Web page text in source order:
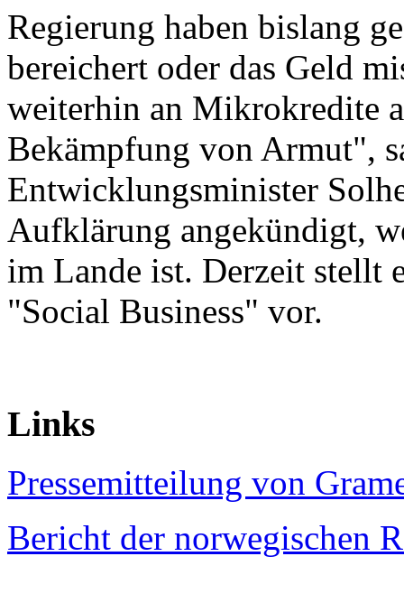
Regierung haben bislang
bereichert oder das Geld
weiterhin an Mikrokredite
Bekämpfung von Armut",
Entwicklungsminister
Aufklärung angekündigt,
im Lande ist. Derzeit stellt
"Social Business" vor.
Links
Pressemitteilung von
Bericht der norwegischen